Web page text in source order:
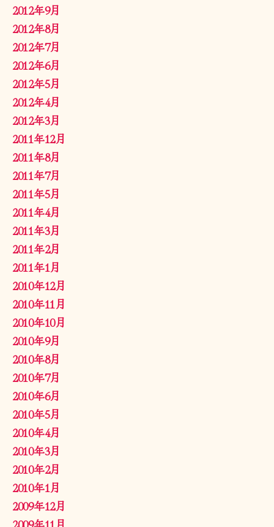
2012年9月
2012年8月
2012年7月
2012年6月
2012年5月
2012年4月
2012年3月
2011年12月
2011年8月
2011年7月
2011年5月
2011年4月
2011年3月
2011年2月
2011年1月
2010年12月
2010年11月
2010年10月
2010年9月
2010年8月
2010年7月
2010年6月
2010年5月
2010年4月
2010年3月
2010年2月
2010年1月
2009年12月
2009年11月